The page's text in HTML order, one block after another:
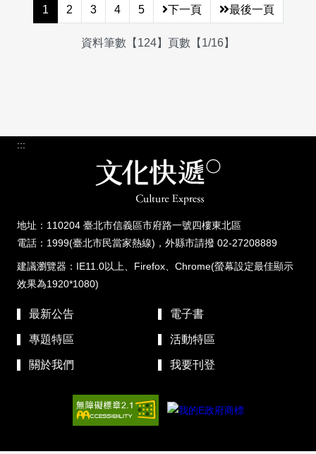
1 2 3 4 5 下一頁 最後一頁
資料筆數【124】頁數【1/16】
:::
地址：110204 臺北市信義區市府路一號四樓東北區
電話：1999(臺北市民當家熱線)，外縣市請撥 02-27208889
建議瀏覽器：IE11.0以上、Firefox、Chrome(螢幕設定最佳顯示
效果為1920*1080)
最新公告 電子書
專題特區 活動特區
關於我們 我要刊登